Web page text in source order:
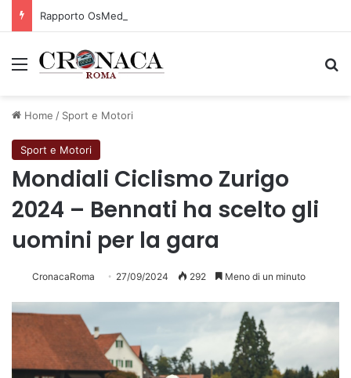
Rapporto OsMed 2025 sull’uso dei farmaci in Italia
Menu
Home / Sport e Motori
Sport e Motori
Mondiali Ciclismo Zurigo
2024 – Bennati ha scelto gli
uomini per la gara
CronacaRoma 27/09/2024 292 Meno di un minuto